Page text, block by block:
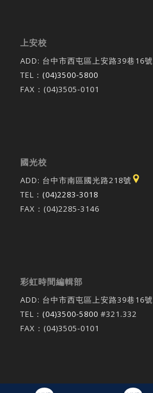
上安校
ADD: 台中市西屯區上安路39巷16號
TEL： (04)3500-5800
FAX：(04)3505-0101
國光校
ADD: 台中市南區國光路218號
TEL： (04)2283-3018
FAX：(04)2285-3146
彩虹時間編輯部
ADD: 台中市西屯區上安路39巷16號
TEL： (04)3500-5800 #321.332
FAX：(04)3505-0101